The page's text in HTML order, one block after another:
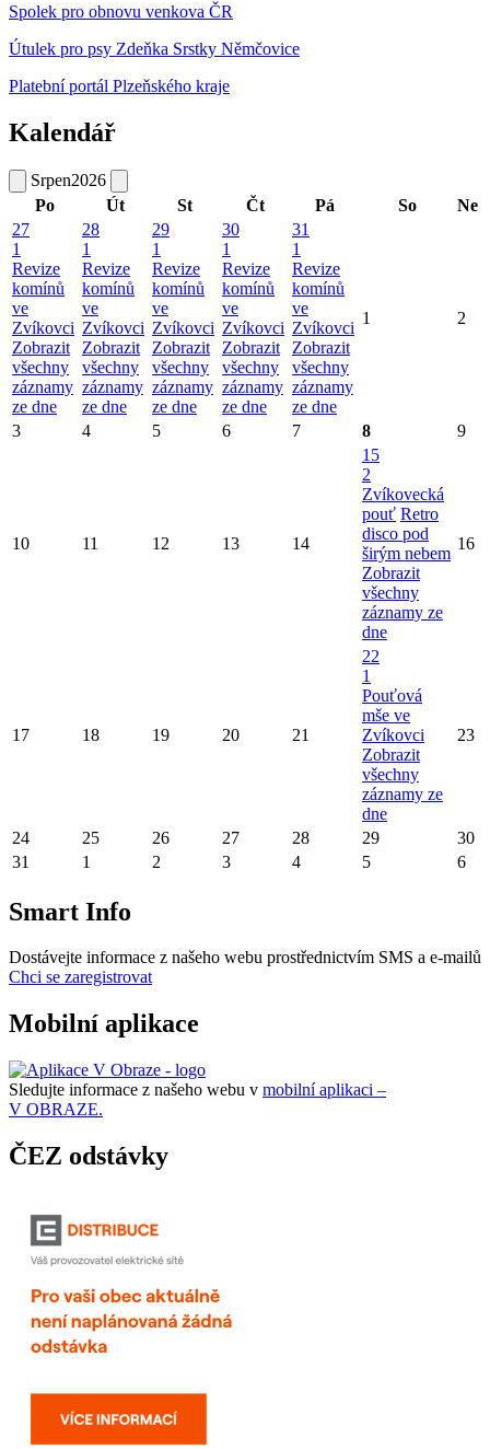
Spolek pro obnovu venkova ČR
Útulek pro psy Zdeňka Srstky Němčovice
Platební portál Plzeňského kraje
Kalendář
Srpen2026
Po
Út St Čt Pá So
Ne
27
1
Revize
komínů
ve
Zvíkovci
Zobrazit
všechny
záznamy
ze dne
28
1
Revize
komínů
ve
Zvíkovci
Zobrazit
všechny
záznamy
ze dne
29
1
Revize
komínů
ve
Zvíkovci
Zobrazit
všechny
záznamy
ze dne
30
1
Revize
komínů
ve
Zvíkovci
Zobrazit
všechny
záznamy
ze dne
31
1
Revize
komínů
ve
Zvíkovci
Zobrazit
všechny
záznamy
ze dne
1 2
3 4 5 6 7 8 9
10 11 12 13 14
15
2
Zvíkovecká
pouť Retro
disco pod
širým nebem
Zobrazit
všechny
záznamy ze
dne
16
17 18 19 20 21
22
1
Pouťová
mše ve
Zvíkovci
Zobrazit
všechny
záznamy ze
dne
23
24 25 26 27 28 29
30
31
1 2 3 4 5 6
Smart Info
Dostávejte informace z našeho webu prostřednictvím SMS a e-mailů
Chci se zaregistrovat
Mobilní aplikace
Sledujte informace z našeho webu v mobilní aplikaci –
V OBRAZE.
ČEZ odstávky